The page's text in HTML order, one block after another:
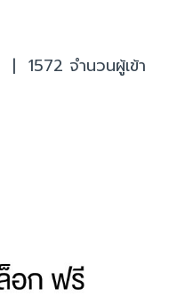
| 1572 จำนวนผู้เข้า